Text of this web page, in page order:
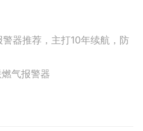
器推荐，主打10年续航，防
气报警器